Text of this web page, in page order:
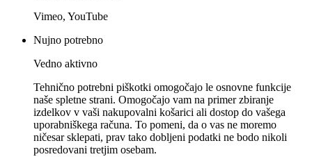
Vimeo, YouTube
Nujno potrebno
Vedno aktivno
Tehnično potrebni piškotki omogočajo le osnovne funkcije
naše spletne strani. Omogočajo vam na primer zbiranje
izdelkov v vaši nakupovalni košarici ali dostop do vašega
uporabniškega računa. To pomeni, da o vas ne moremo
ničesar sklepati, prav tako dobljeni podatki ne bodo nikoli
posredovani tretjim osebam.